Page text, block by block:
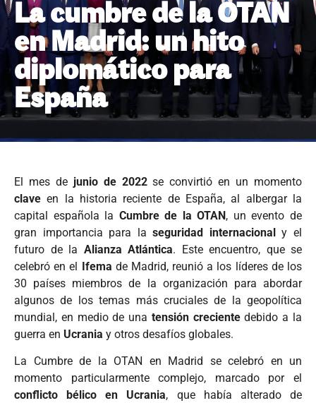
La cumbre de la OTAN
en Madrid: un hito
diplomático para
España
El mes de junio de 2022se convirtió en un momento
clave en la historia reciente de España, al albergar la
capital española la Cumbre de la OTAN, un evento de
gran importancia para laseguridad internacionaly el
futuro de la Alianza Atlántica. Este encuentro, que se
celebró en el Ifema de Madrid, reunió a los líderes de los
30 países miembros de la organización para abordar
algunos de los temas más cruciales de la geopolítica
mundial, en medio de una tensión crecientedebido a la
guerra en Ucrania y otros desafíos globales.
La Cumbre de la OTAN en Madrid se celebró en un
momento particularmente complejo, marcado por el
conflicto bélico en Ucrania, que había alterado de